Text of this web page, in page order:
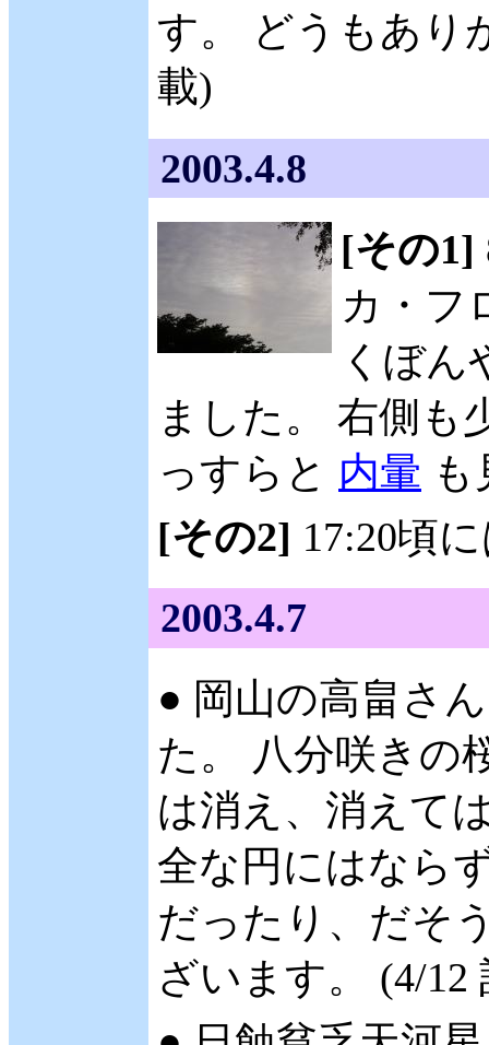
す。 どうもあり
載)
2003.4.8
[その1]
カ・フ
くぼ
ました。 右側も
っすらと 内暈
[その2] 17:20頃
2003.4.7
● 岡山の高畠さ
た。 八分咲きの
は消え、消えて
全な円にはなら
だったり、だそ
ざいます。 (4/12